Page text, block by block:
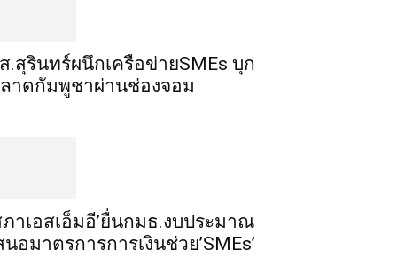
.สุรินทร์ผนึกเครือข่ายSMEs บุก
าดกัมพูชาผ่านช่องจอม
ภาเอสเอ็มอี’ยื่นกมธ.งบประมาณ
นอมาตรการการเงินช่วย’SMEs’